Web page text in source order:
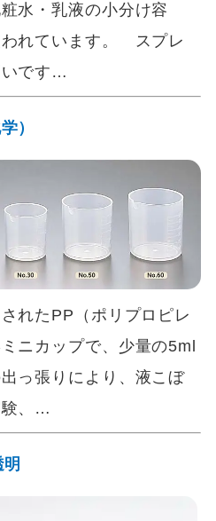
水・乳液の小分け容
れています。 スプレ
いです…
）
れたPP（ポリプロピレ
ニカップで、少量の5ml
っ張りにより、液こぼ
験、…